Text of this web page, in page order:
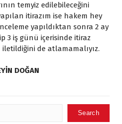
temyiz edilebileceğini
itirazım ise hakem hey
yapıldıktan sonra 2 ay
3 iş günü içerisinde itiraz
de atlamamalıyız.
DOĞAN